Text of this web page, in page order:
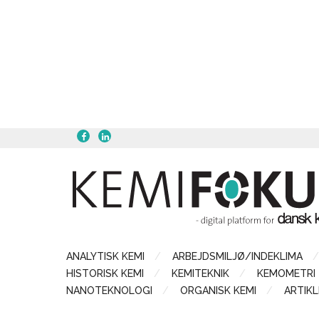
ANALYTISK KEMI
ARBEJDSMILJØ/INDEKLIMA
HISTORISK KEMI
KEMITEKNIK
KEMOMETRI
NANOTEKNOLOGI
ORGANISK KEMI